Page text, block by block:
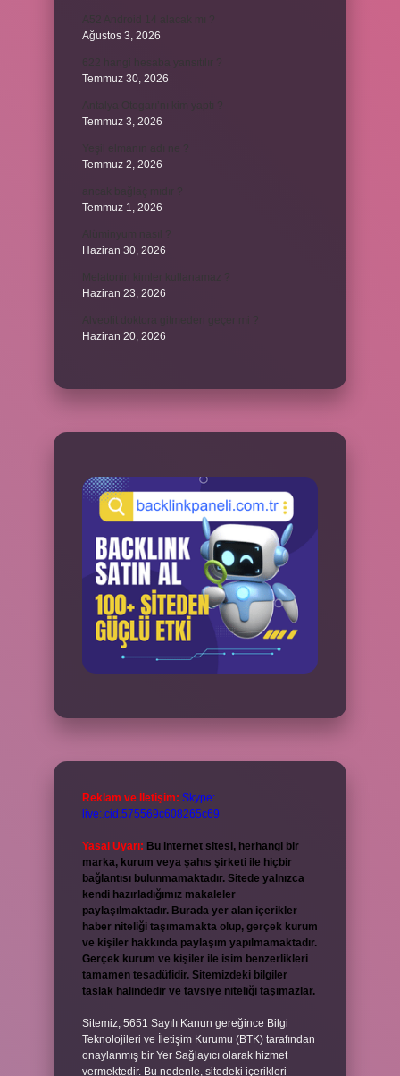
Ağustos 3, 2026
Temmuz 30, 2026
Temmuz 3, 2026
Temmuz 2, 2026
Temmuz 1, 2026
Haziran 30, 2026
Haziran 23, 2026
Haziran 20, 2026
Reklam ve İletişim: Skype:
live:.cid.575569c608265c69
Yasal Uyarı: Bu internet sitesi, herhangi bir
marka, kurum veya şahıs şirketi ile hiçbir
bağlantısı bulunmamaktadır. Sitede yalnızca
kendi hazırladığımız makaleler
paylaşılmaktadır. Burada yer alan içerikler
haber niteliği taşımamakta olup, gerçek kurum
ve kişiler hakkında paylaşım yapılmamaktadır.
Gerçek kurum ve kişiler ile isim benzerlikleri
tamamen tesadüfidir. Sitemizdeki bilgiler
taslak halindedir ve tavsiye niteliği taşımazlar.
Sitemiz, 5651 Sayılı Kanun gereğince Bilgi
Teknolojileri ve İletişim Kurumu (BTK) tarafından
onaylanmış bir Yer Sağlayıcı olarak hizmet
vermektedir. Bu nedenle, sitedeki içerikleri